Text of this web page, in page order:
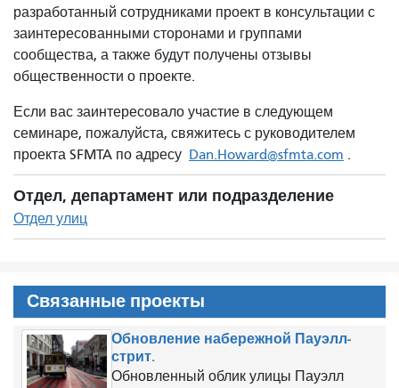
разработанный сотрудниками проект в консультации с
заинтересованными сторонами и группами
сообщества, а также будут получены отзывы
общественности о проекте.
Если вас заинтересовало участие в следующем
семинаре, пожалуйста, свяжитесь с руководителем
проекта SFMTA по адресу Dan.Howard@sfmta.com .
Отдел, департамент или подразделение
Отдел улиц
Связанные проекты
Обновление набережной Пауэлл-
стрит.
Обновленный облик улицы Пауэлл